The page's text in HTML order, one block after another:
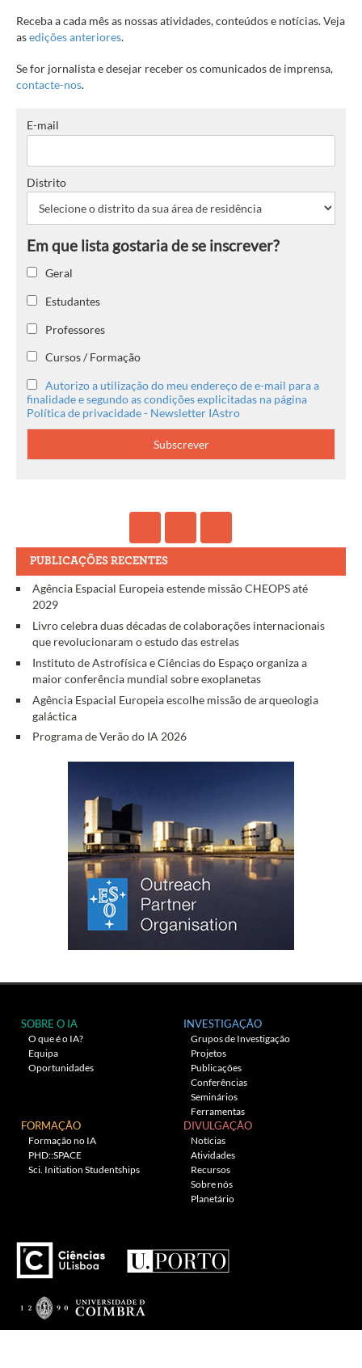
Receba a cada mês as nossas atividades, conteúdos e notícias. Veja
asedições anteriores.
Se for jornalista e desejar receber os comunicados de imprensa,
contacte-nos.
E-mail
Distrito
Geral
Estudantes
Professores
Cursos / Formação
Autorizo a utilização do meu endereço de e-mail para a
finalidade e segundo as condições explicitadas na página
Política de privacidade - Newsletter IAstro
PUBLICAÇÕES RECENTES
Agência Espacial Europeia estende missão CHEOPS até
2029
Livro celebra duas décadas de colaborações internacionais
que revolucionaram o estudo das estrelas
Instituto de Astrofísica e Ciências do Espaço organiza a
maior conferência mundial sobre exoplanetas
Agência Espacial Europeia escolhe missão de arqueologia
galáctica
Programa de Verão do IA 2026
SOBRE O IA
O que é o IA?
Equipa
Oportunidades
INVESTIGAÇÃO
Grupos de Investigação
Projetos
Publicações
Conferências
Seminários
Ferramentas
FORMAÇÃO
Formação no IA
PHD::SPACE
Sci. Initiation Studentships
DIVULGAÇÃO
Notícias
Atividades
Recursos
Sobre nós
Planetário